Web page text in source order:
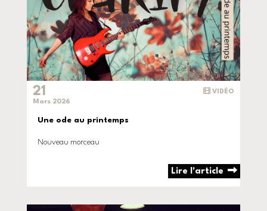
VIDÉO
21
Mars 2026
Une ode au printemps
Nouveau morceau
Lire l'article